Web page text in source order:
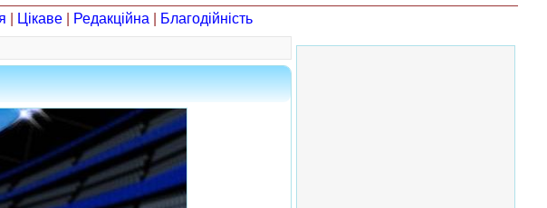
Цікаве Редакційна
Благодійність